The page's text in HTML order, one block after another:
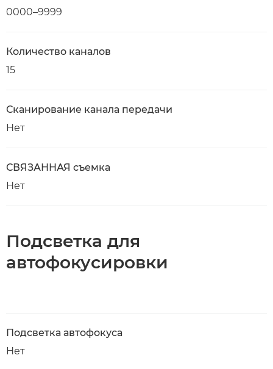
0000–9999
Количество каналов
15
Сканирование канала передачи
Нет
СВЯЗАННАЯ съемка
Нет
Подсветка для
автофокусировки
Подсветка автофокуса
Нет